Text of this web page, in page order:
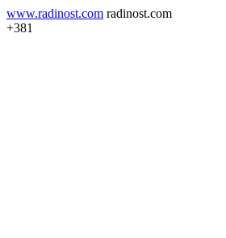
www.radinost.com radinost.com
+381